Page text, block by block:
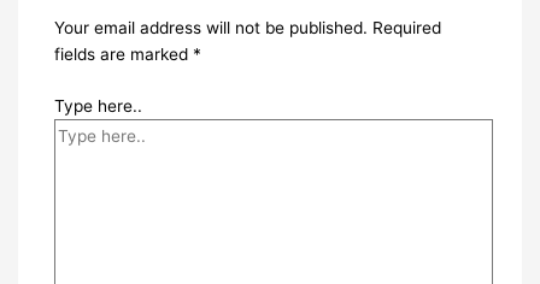
Your email address will not be published. Required
fields are marked *
Type here..